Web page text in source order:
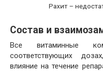
Рахит –
Состав и
Все витаминные
соответствующих
влияние на течение